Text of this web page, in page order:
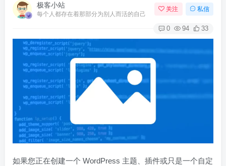
极客小站
每个人都存在着那部分为别人而活的自己
关注 私信
0 94 33
如果您正在创建一个 WordPress 主题、插件或只是一个自定